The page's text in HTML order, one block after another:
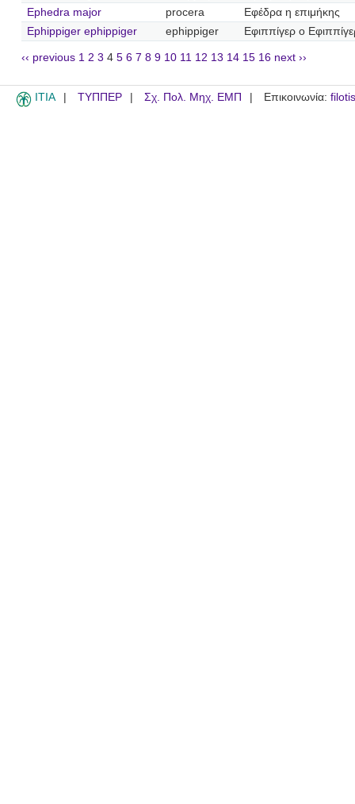
Ephedra major
procera
Εφέδρα η επιμήκης
Ephippiger ephippiger
ephippiger Εφιππίγερ ο
‹‹ previous 1 2 3 4 5 6 7 8 9 10 11 12 13 14 15 16 next ››
ITIA ΤΥΠΠΕΡ Σχ. Πολ. Μηχ. ΕΜΠ Επικοινωνία: